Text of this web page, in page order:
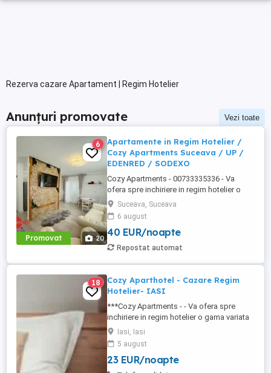
Rezerva cazare Apartament | Regim Hotelier
Anunțuri promovate Vezi toate
Promovat 20
6
Apartamente in Regim Hotelier /
Cozy Apartments Suceava / UP /
EDENRED / SODEXO
Cozy Apartments - 00733335336 - Va
ofera spre inchiriere in regim hotelier o
gama variata de apartamente si
garsoniere situate in puncte cheie ale
orasului Suceava: Bulevardul George
Enescu. Kaufland George Enescu In
centrul Orasului pe Esplanada langa
McDonald's. Zamca Bulevardul 1 Mai
Obcini ...
Suceava, Suceava
6 august
40 EUR/noapte
Repostat automat
18
Cozy Aparthotel - Cazare Regim
Hotelier- IASI
***Cozy Apartments - - Va ofera spre
inchiriere in regim hotelier o gama variata
de apartamente si garsoniere situate in
puncte cheie ale orasului doar in
complexe rezidentiale noi: *Zona Palas
Mall - Centru - Complex Lazar Residence;
Iasi, Iasi
5 august
23 EUR/noapte